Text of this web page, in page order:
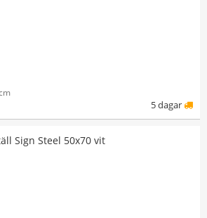
5 dagar
Sign Steel 50x70 vit